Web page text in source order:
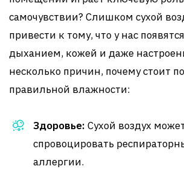
самочувствии? Слишком сухой
привести к тому, что у нас
дыханием, кожей и даже
несколько причин, почему стоит
правильной влажности:
Здоровье: Сухой воздух
спровоцировать
аллергии.